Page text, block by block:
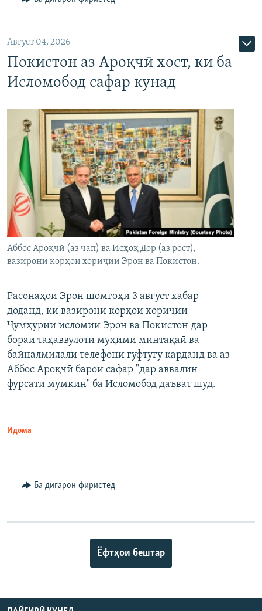
Август 04, 2026
Покистон аз Ароқчӣ хост, ки ба
Исломобод сафар кунад
Аббос Ароқчӣ (аз чап) ва Исҳоқ Дор (аз рост),
вазирони корҳои хориҷии Эрон ва Покистон.
Расонаҳои Эрон шомгоҳи 3 август хабар
доданд, ки вазирони корҳои хориҷии
Ҷумҳурии исломии Эрон ва Покистон дар
бораи таҳаввулоти муҳими минтақаӣ ва
байналмилалӣ телефонӣ гуфтугӯ карданд ва аз
Аббос Ароқчӣ барои сафар "дар аввалин
фурсати мумкин" ба Исломобод даъват шуд.
Идома
Ба дигарон фиристед
Ёфтҳои бештар